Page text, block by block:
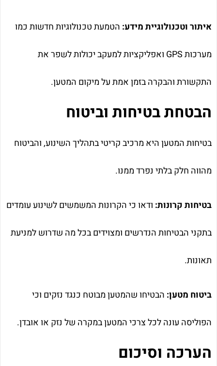
איתור וטכנולוגיית מידע: הטמעת טכנולוגיות חדשות כמו
מערכות GPS ואפליקציות למעקב יכולות לשפר את
התקשורת והבקרה בזמן אמת על מיקום המטען.
הבטחת בטיחות וביטוח
בטיחות המטען היא מרכיב קריטי בתהליך השינוע, והביטוח
מהווה חלק בלתי נפרד ממנו.
בטיחות קרונות: ודאו כי הקרונות המשמשים לשינוע עומדים
בתקני הבטיחות הנדרשים ומצוידים בכל מה שדרוש למניעת
תאונות.
ביטוח מטען: הבטיחו שהמטען מבוטח כנגד נזקים וכי
הפוליסה עונה לכל צרכי המטען במקרה של נזק או אובדן.
הערכה וסיכום